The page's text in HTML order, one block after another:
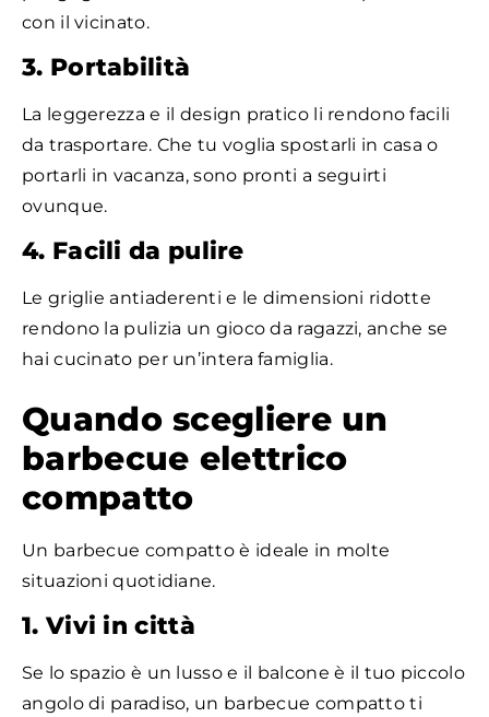
con il vicinato.
3. Portabilità
La leggerezza e il design pratico li rendono facili
da trasportare. Che tu voglia spostarli in casa o
portarli in vacanza, sono pronti a seguirti
ovunque.
4. Facili da pulire
Le griglie antiaderenti e le dimensioni ridotte
rendono la pulizia un gioco da ragazzi, anche se
hai cucinato per un’intera famiglia.
Quando scegliere un
barbecue elettrico
compatto
Un barbecue compatto è ideale in molte
situazioni quotidiane.
1. Vivi in città
Se lo spazio è un lusso e il balcone è il tuo piccolo
angolo di paradiso, un barbecue compatto ti